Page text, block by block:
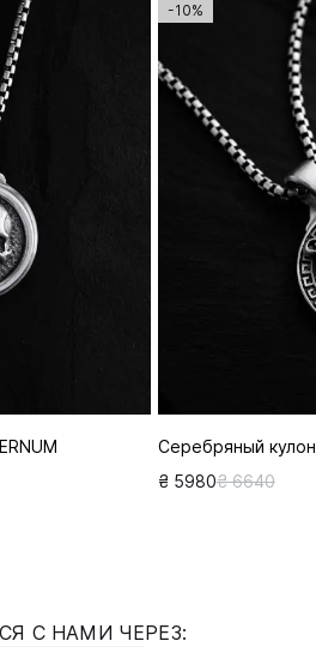
-10%
Серебряный кулон
₴ 5980₴ 6640
С НАМИ ЧЕРЕЗ: